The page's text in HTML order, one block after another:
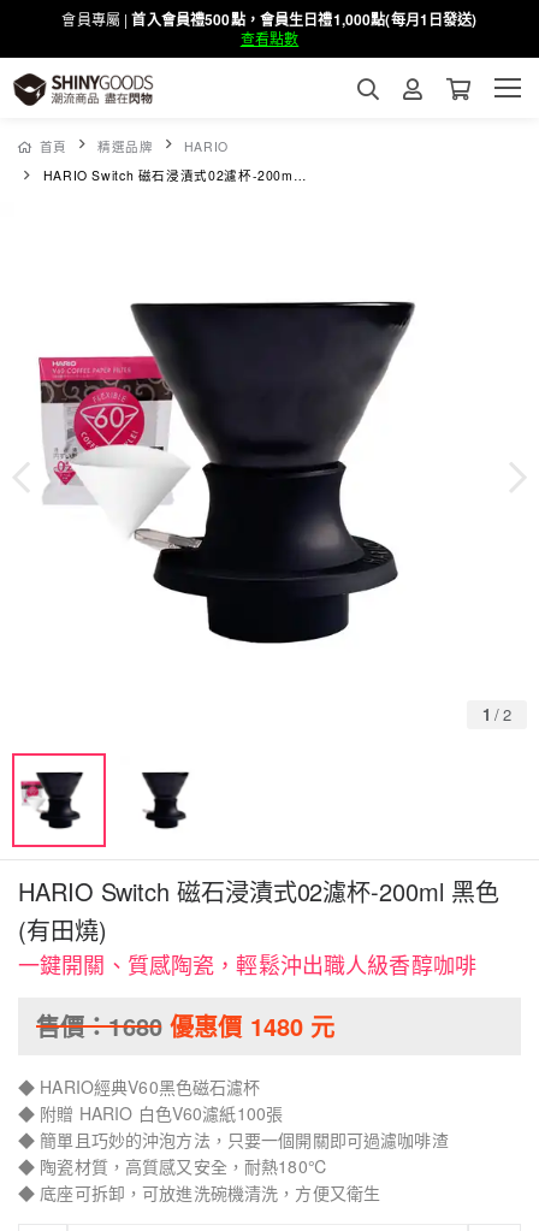
會員專屬 |首入會員禮500點，會員生日禮1,000點(每月1日發送)
查看點數
首頁 精選品牌
HARIO
HARIO Switch 磁石浸漬式02濾杯-200ml 黑色 (有田燒)
1 /2
HARIO Switch 磁石浸漬式02濾杯-200ml 黑色
(有田燒)
一鍵開關、質感陶瓷，輕鬆沖出職人級香醇咖啡
售價：1680 優惠價 1480 元
◆ HARIO經典V60黑色磁石濾杯
◆ 附贈 HARIO 白色V60濾紙100張
◆ 簡單且巧妙的沖泡方法，只要一個開關即可過濾咖啡渣
◆ 陶瓷材質，高質感又安全，耐熱180℃
◆ 底座可拆卸，可放進洗碗機清洗，方便又衛生